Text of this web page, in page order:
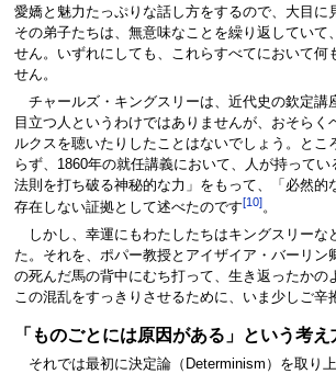
愛嬌と魅力たっぷりな話し方をするので、大目に
その弟子たちは、無意味なことを繰り返していて
せん。いずれにしても、これらすべてにおいて何
せん。
チャールズ・キングスリーは、近代史の欽定講
目立つ人というわけではありませんが、おそらく
ルクスを聴いたりしたことはないでしょう。とこ
らず、1860年の就任講義において、人が持って
法則を打ち破る神秘的な力」をもって、「必然的
存在しない証拠として述べたのです[10]。
しかし、幸運にもわたしたちはキングスリーな
た。それを、ポパー教授とアイザイア・バーリン
の死んだ馬の背中にむち打って、生き返ったかの
この混乱をすっきりさせるために、いま少しご辛
「ものごとには原因がある」という考え
それでは最初に決定論（Determinism）を取り